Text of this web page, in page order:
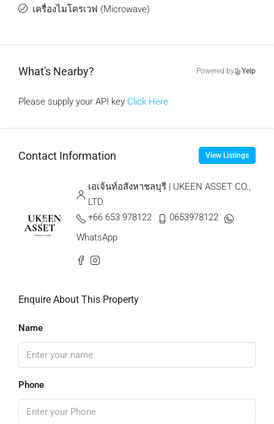
เครื่องไมโครเวฟ (Microwave)
What's Nearby? Powered by Yelp
Please supply your API key Click Here
Contact Information View Listings
เอเจ้นท์อสังหาชลบุรี | UKEEN ASSET CO.,
LTD.
+66 653 978122
0653978122
WhatsApp
Enquire About This Property
Name
Phone